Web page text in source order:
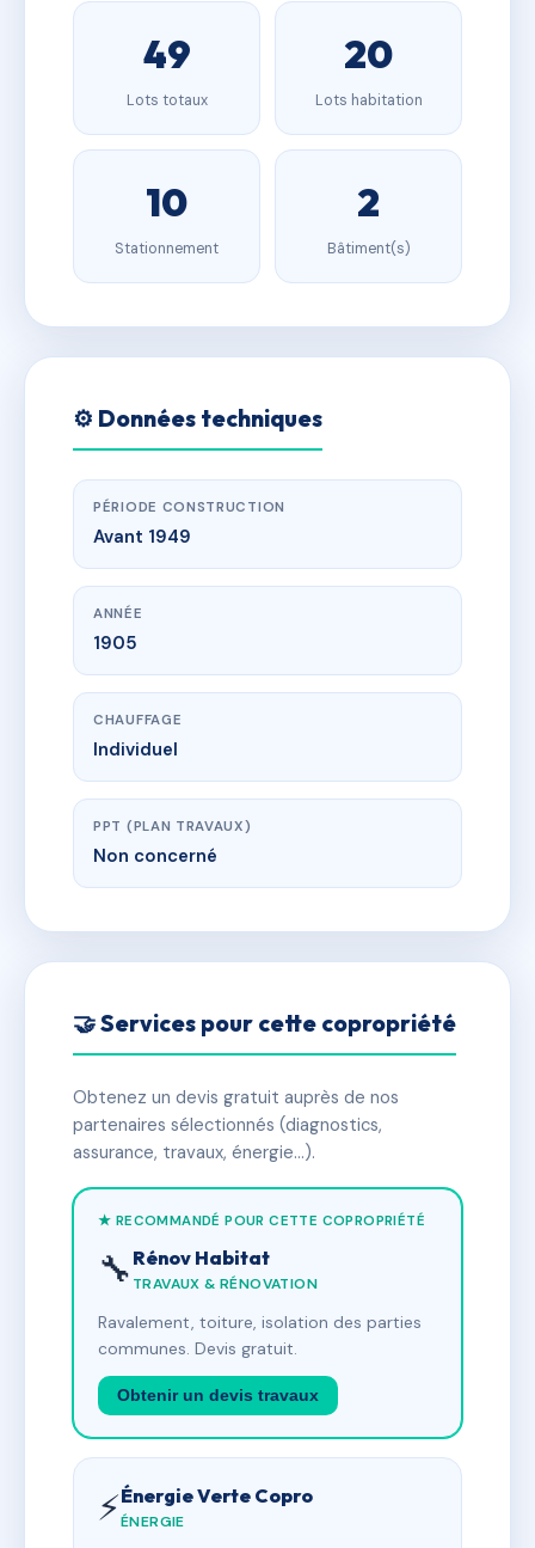
49
Lots totaux
20
Lots habitation
10
Stationnement
2
Bâtiment(s)
⚙️ Données techniques
PÉRIODE CONSTRUCTION
Avant 1949
ANNÉE
1905
CHAUFFAGE
Individuel
PPT (PLAN TRAVAUX)
Non concerné
🤝 Services pour cette copropriété
Obtenez un devis gratuit auprès de nos
partenaires sélectionnés (diagnostics,
assurance, travaux, énergie…).
★ RECOMMANDÉ POUR CETTE COPROPRIÉTÉ
🔧 Rénov Habitat
TRAVAUX & RÉNOVATION
Ravalement, toiture, isolation des parties
communes. Devis gratuit.
Obtenir un devis travaux
⚡Énergie Verte Copro
ÉNERGIE